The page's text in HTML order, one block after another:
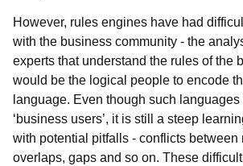
However, rules engines have had
with the business community - the
experts that understand the rules of the
would be the logical people to encode
language. Even though such
‘business users’, it is still a steep
with potential pitfalls - conflicts between
overlaps, gaps and so on. These